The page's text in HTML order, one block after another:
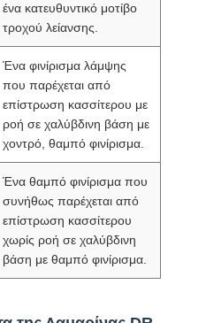
ένα κατευθυντικό μοτίβο
τροχού λείανσης.
Ένα φινίρισμα λάμψης
που παρέχεται από
επίστρωση κασσίτερου με
ροή σε χαλύβδινη βάση με
χοντρό, θαμπό φινίρισμα.
Ένα θαμπό φινίρισμα που
συνήθως παρέχεται από
επίστρωση κασσίτερου
χωρίς ροή σε χαλύβδινη
βάση με θαμπό φινίρισμα.